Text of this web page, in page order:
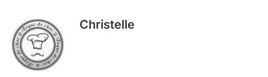
Christelle